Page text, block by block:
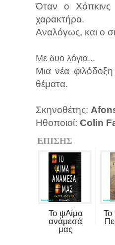
Όταν ο Χόπκινς
χαρακτήρα.
Αναλόγως, και ο
Με δυο λόγια...
Μια νέα φιλόδοξη
θέματα.
Σκηνοθέτης:
Ηθοποιοί: Colin
ΕΠΙΣΗΣ
Το ψΑίμα
ανάμεσά
μας
Το